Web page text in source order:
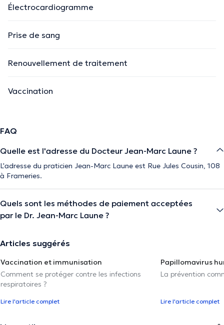
Électrocardiogramme
Prise de sang
Renouvellement de traitement
Vaccination
FAQ
Quelle est l'adresse du Docteur Jean-Marc Laune ?
L'adresse du praticien Jean-Marc Laune est Rue Jules Cousin, 108
à Frameries.
Quels sont les méthodes de paiement acceptées
par le Dr. Jean-Marc Laune ?
Articles suggérés
Vaccination et immunisation
Comment se protéger contre les infections
respiratoires ?
Lire l'article complet
Papillomavirus
La prévention
Lire l'article complet